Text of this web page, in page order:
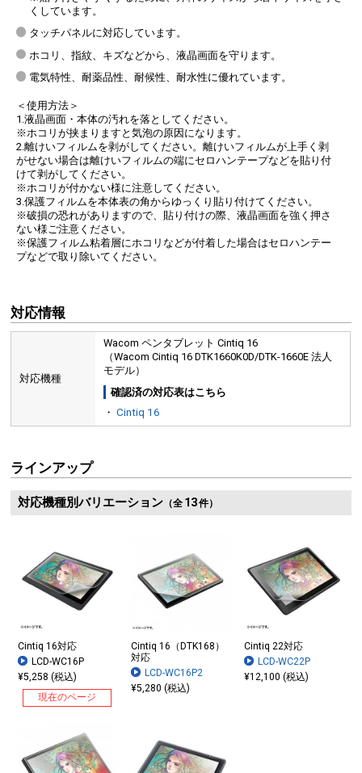
くしています。
タッチパネルに対応しています。
ホコリ、指紋、キズなどから、液晶画面を守ります。
電気特性、耐薬品性、耐候性、耐水性に優れています。
＜使用方法＞
1.液晶画面・本体の汚れを落としてください。
※ホコリが挟まりますと気泡の原因になります。
2.離けいフィルムを剥がしてください。離けいフィルムが上手く剥
がせない場合は離けいフィルムの端にセロハンテープなどを貼り付
けて剥がしてください。
※ホコリが付かない様に注意してください。
3.保護フィルムを本体表の角からゆっくり貼り付けてください。
※破損の恐れがありますので、貼り付けの際、液晶画面を強く押さ
ない様ご注意ください。
※保護フィルム粘着層にホコリなどが付着した場合はセロハンテー
プなどで取り除いてください。
対応情報
対応機種
Wacom ペンタブレット Cintiq 16
（Wacom Cintiq 16 DTK1660K0D/DTK-1660E 法人
モデル）
確認済の対応表はこちら
・Cintiq 16
ラインアップ
対応機種別バリエーション（全 13件）
Cintiq 16対応
LCD-WC16P
¥5,258 (税込)
現在のページ
Cintiq 16（DTK168）
対応
LCD-WC16P2
¥5,280 (税込)
Cintiq 22対応
LCD-WC22P
¥12,100 (税込)